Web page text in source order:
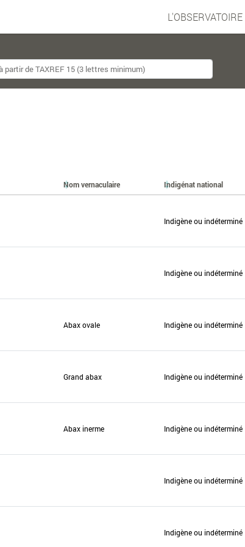
L'OBSERVATOIRE
Nom vernaculaire Indigénat national
Indigène ou indéterminé
Indigène ou indéterminé
Abax ovale Indigène ou indéterminé
Grand abax Indigène ou indéterminé
Abax inerme Indigène ou indéterminé
Indigène ou indéterminé
Indigène ou indéterminé